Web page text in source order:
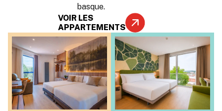
basque.
VOIR LES
APPARTEMENTS